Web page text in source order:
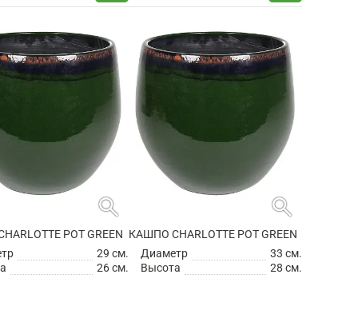
search
POT GREEN
29 см.
26 см.
search
КАШПО CHARLOTTE POT GREEN
Диаметр
33 см.
Высота
28 см.